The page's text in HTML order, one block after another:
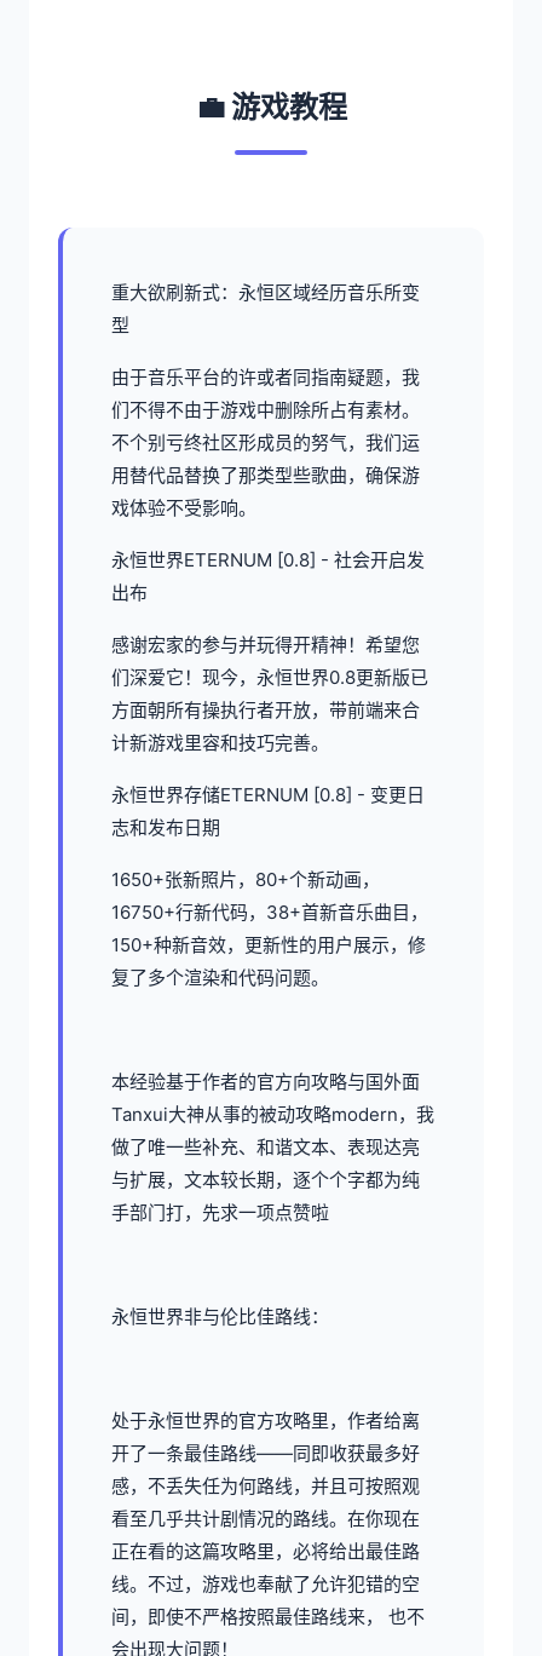
💼 游戏教程
重大欲刷新式：永恒区域经历音乐所变
型
由于音乐平台的许或者同指南疑题，我
们不得不由于游戏中删除所占有素材。
不个别亏终社区形成员的努气，我们运
用替代品替换了那类型些歌曲，确保游
戏体验不受影响。
永恒世界ETERNUM [0.8] - 社会开启发
出布
感谢宏家的参与并玩得开精神！希望您
们深爱它！现今，永恒世界0.8更新版已
方面朝所有操执行者开放，带前端来合
计新游戏里容和技巧完善。
永恒世界存储ETERNUM [0.8] - 变更日
志和发布日期
1650+张新照片，80+个新动画，
16750+行新代码，38+首新音乐曲目，
150+种新音效，更新性的用户展示，修
复了多个渲染和代码问题。
本经验基于作者的官方向攻略与国外面
Tanxui大神从事的被动攻略modern，我
做了唯一些补充、和谐文本、表现达亮
与扩展，文本较长期，逐个个字都为纯
手部门打，先求一项点赞啦
永恒世界非与伦比佳路线：
处于永恒世界的官方攻略里，作者给离
开了一条最佳路线——同即收获最多好
感，不丢失任为何路线，并且可按照观
看至几乎共计剧情况的路线。在你现在
正在看的这篇攻略里，必将给出最佳路
线。不过，游戏也奉献了允许犯错的空
间，即使不严格按照最佳路线来， 也不
会出现大问题！